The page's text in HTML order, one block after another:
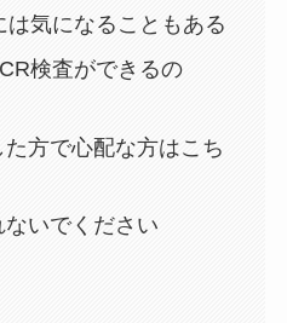
は気になることもある
検査ができるの
方で心配な方はこち
いでください